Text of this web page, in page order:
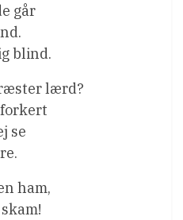
går
blind.
lærd?
se
ham,